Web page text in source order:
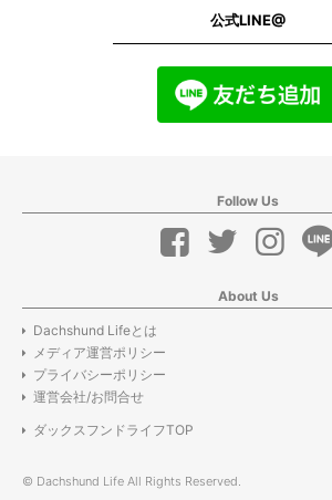
公式LINE@
Follow Us
About Us
Dachshund Lifeとは
メディア運営ポリシー
プライバシーポリシー
運営会社/お問合せ
ダックスフンドライフTOP
© Dachshund Life All Rights Reserved.